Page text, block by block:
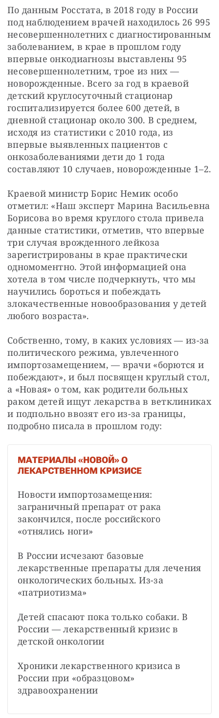
По данным Росстата, в 2018 году в России
под наблюдением врачей находилось 26 995
несовершеннолетних с диагностированным
заболеванием, в крае в прошлом году
впервые онкодиагнозы выставлены 95
несовершеннолетним, трое из них —
новорожденные. Всего за год в краевой
детский круглосуточный стационар
госпитализируется более 600 детей, в
дневной стационар около 300. В среднем,
исходя из статистики с 2010 года, из
впервые выявленных пациентов с
онкозаболеваниями дети до 1 года
составляют 10 случаев, новорожденные 1–2.
Краевой министр Борис Немик особо
отметил: «Наш эксперт Марина Васильевна
Борисова во время круглого стола привела
данные статистики, отметив, что впервые
три случая врожденного лейкоза
зарегистрированы в крае практически
одномоментно. Этой информацией она
хотела в том числе подчеркнуть, что мы
научились бороться и побеждать
злокачественные новообразования у детей
любого возраста».
Собственно, тому, в каких условиях — из-за
политического режима, увлеченного
импортозамещением, — врачи «борются и
побеждают», и был посвящен круглый стол,
а «Новая» о том, как родители больных
раком детей ищут лекарства в ветклиниках
и подпольно ввозят его из-за границы,
подробно писала в прошлом году:
МАТЕРИАЛЫ «НОВОЙ» О
ЛЕКАРСТВЕННОМ КРИЗИСЕ
Новости импортозамещения:
заграничный препарат от рака
закончился, после российского
«отнялись ноги»
В России исчезают базовые
лекарственные препараты для лечения
онкологических больных. Из-за
«патриотизма»
Детей спасают пока только собаки. В
России — лекарственный кризис в
детской онкологии
Хроники лекарственного кризиса в
России при «образцовом»
здравоохранении